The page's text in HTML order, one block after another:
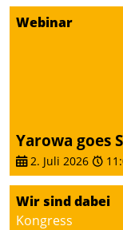
Webinar
Yarowa goes
2. Juli 2026
Wir sind dabei
Kongress